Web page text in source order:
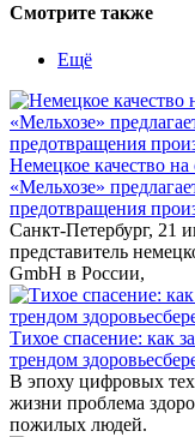
Смотрите также
Ещё
Немецкое качество
«Мельхозе»
предотвращения
Санкт-Петербург, 21
представитель
GmbH в России,
Тихое спасение: как
трендом
В эпоху цифровых
жизни проблема
пожилых людей.